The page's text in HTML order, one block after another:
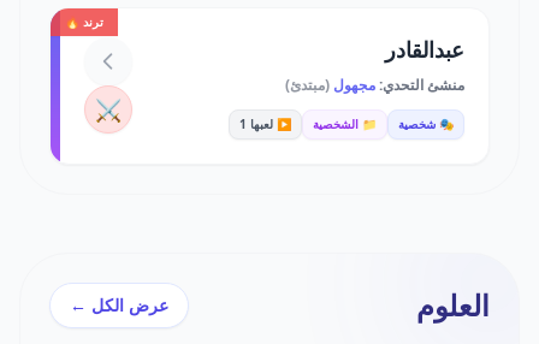
ترند 🔥
عبدالقادر
منشئ التحدي:مجهول (مبتدئ)
🎭 شخصية 📁 الشخصية ▶️ لعبها 1 ⚔️
العلوم عرض الكل ←